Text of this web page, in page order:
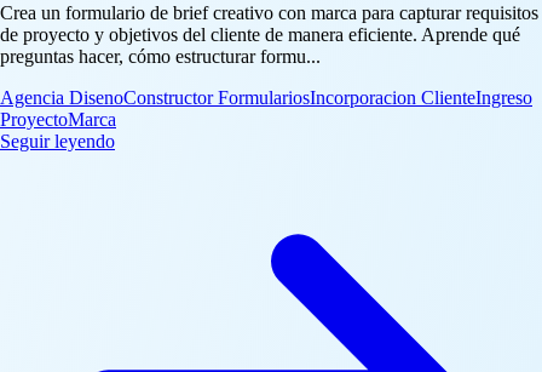
Crea un formulario de brief creativo con marca para capturar requisitos
de proyecto y objetivos del cliente de manera eficiente. Aprende qué
preguntas hacer, cómo estructurar formu...
Agencia DisenoConstructor FormulariosIncorporacion ClienteIngreso
ProyectoMarca
Seguir leyendo: Construir un Formulario de Brief Creativo con